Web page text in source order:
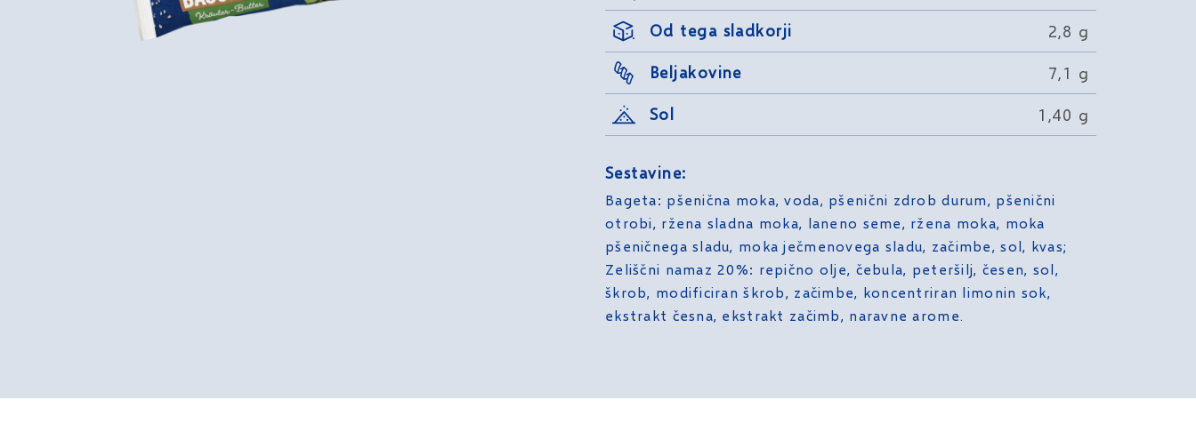
Od tega sladkorji 2,8 g
Beljakovine 7,1 g
Sol 1,40 g
Sestavine:
Bageta: pšenična moka, voda, pšenični zdrob durum, pšenični
otrobi, ržena sladna moka, laneno seme, ržena moka, moka
pšeničnega sladu, moka ječmenovega sladu, začimbe, sol, kvas;
Zeliščni namaz 20%: repično olje, čebula, peteršilj, česen, sol,
škrob, modificiran škrob, začimbe, koncentriran limonin sok,
ekstrakt česna, ekstrakt začimb, naravne arome.